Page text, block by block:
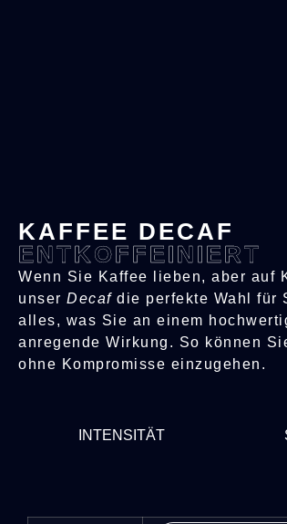
KAFFEE DECAF
ENTKOFFEINIERT
Wenn Sie Kaffee lieben, aber auf
unser Decafdie perfekte Wahl für
alles, was Sie an einem
anregende Wirkung. So können
ohne Kompromisse einzugehen.
INTENSITÄT